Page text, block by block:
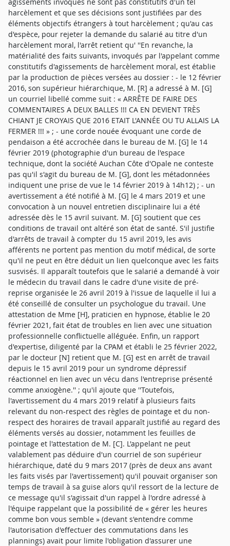
harcèlement et que ses décisions sont justifiées par des
éléments objectifs étrangers à tout harcèlement ; qu'au cas
d'espèce, pour rejeter la demande du salarié au titre d'un
harcèlement moral, l'arrêt retient qu' ''En revanche, la
matérialité des faits suivants, invoqués par l'appelant comme
constitutifs d'agissements de harcèlement moral, est établie
par la production de pièces versées au dossier : - le 12 février
2016, son supérieur hiérarchique, M. [R] a adressé à M. [G]
un courriel libellé comme suit : « ARRÊTE DE FAIRE DES
COMMENTAIRES A DEUX BALLES !!! CA EN DEVIENT TRÈS
CHIANT JE CROYAIS QUE 2016 ETAIT L'ANNÉE OU TU ALLAIS LA
FERMER !!! » ; - une corde nouée évoquant une corde de
pendaison a été accrochée dans le bureau de M. [G] le 14
février 2019 (photographie d'un bureau de l'espace
technique, dont la société Auchan Côte d'Opale ne conteste
pas qu'il s'agit du bureau de M. [G], dont les métadonnées
indiquent une prise de vue le 14 février 2019 à 14h12) ; - un
avertissement a été notifié à M. [G] le 4 mars 2019 et une
convocation à un nouvel entretien disciplinaire lui a été
adressée dès le 15 avril suivant. M. [G] soutient que ces
conditions de travail ont altéré son état de santé. S'il justifie
d'arrêts de travail à compter du 15 avril 2019, les avis
afférents ne portent pas mention du motif médical, de sorte
qu'il ne peut en être déduit un lien quelconque avec les faits
susvisés. Il apparaît toutefois que le salarié a demandé à voir
le médecin du travail dans le cadre d'une visite de pré-
reprise organisée le 26 avril 2019 à l'issue de laquelle il lui a
été conseillé de consulter un psychologue du travail. Une
attestation de Mme [H], praticien en hypnose, établie le 20
février 2021, fait état de troubles en lien avec une situation
professionnelle conflictuelle alléguée. Enfin, un rapport
d'expertise, diligenté par la CPAM et établi le 25 février 2022,
par le docteur [N] retient que M. [G] est en arrêt de travail
depuis le 15 avril 2019 pour un syndrome dépressif
réactionnel en lien avec un vécu dans l'entreprise présenté
comme anxiogène.'' ; qu'il ajoute que ''Toutefois,
l'avertissement du 4 mars 2019 relatif à plusieurs faits
relevant du non-respect des règles de pointage et du non-
respect des horaires de travail apparaît justifié au regard des
éléments versés au dossier, notamment les feuilles de
pointage et l'attestation de M. [C]. L'appelant ne peut
valablement pas déduire d'un courriel de son supérieur
hiérarchique, daté du 9 mars 2017 (près de deux ans avant
les faits visés par l'avertissement) qu'il pouvait organiser son
temps de travail à sa guise alors qu'il ressort de la lecture de
ce message qu'il s'agissait d'un rappel à l'ordre adressé à
l'équipe rappelant que la possibilité de « gérer les heures
comme bon vous semble » (devant s'entendre comme
l'autorisation d'effectuer des commutations dans les
plannings) avait pour limite l'obligation d'assurer une